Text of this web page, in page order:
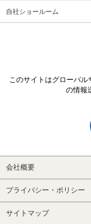
自社ショールーム
このサイトはグローバ
の情報
会社概要
プライバシー・ポリシー
サイトマップ